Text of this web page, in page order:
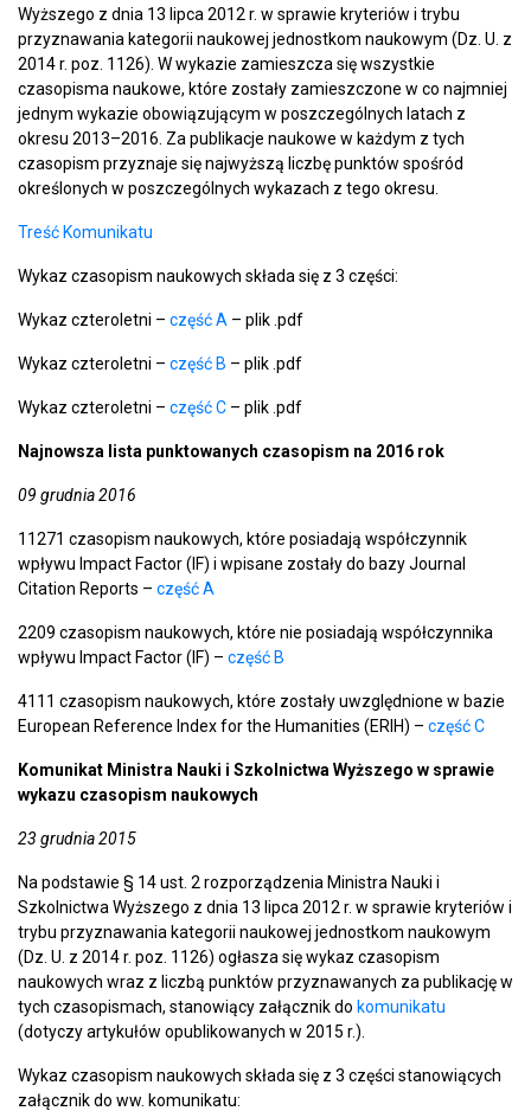
Wyższego z dnia 13 lipca 2012 r. w sprawie kryteriów i trybu
przyznawania kategorii naukowej jednostkom naukowym (Dz. U. z
2014 r. poz. 1126). W wykazie zamieszcza się wszystkie
czasopisma naukowe, które zostały zamieszczone w co najmniej
jednym wykazie obowiązującym w poszczególnych latach z
okresu 2013–2016. Za publikacje naukowe w każdym z tych
czasopism przyznaje się najwyższą liczbę punktów spośród
określonych w poszczególnych wykazach z tego okresu.
Treść Komunikatu
Wykaz czasopism naukowych składa się z 3 części:
Wykaz czteroletni – częśćA – plik .pdf
Wykaz czteroletni – część B – plik .pdf
Wykaz czteroletni – część C – plik .pdf
Najnowsza lista punktowanych czasopism na 2016 rok
09 grudnia 2016
11271 czasopism naukowych, które posiadają współczynnik
wpływu Impact Factor (IF) i wpisane zostały do bazy Journal
Citation Reports – część A
2209 czasopism naukowych, które nie posiadają współczynnika
wpływu Impact Factor (IF) – część B
4111 czasopism naukowych, które zostały uwzględnione w bazie
European Reference Index for the Humanities (ERIH) – część C
Komunikat Ministra Nauki i Szkolnictwa Wyższego w sprawie
wykazu czasopism naukowych
23 grudnia 2015
Na podstawie § 14 ust. 2 rozporządzenia Ministra Nauki i
Szkolnictwa Wyższego z dnia 13 lipca 2012 r. w sprawie kryteriów i
trybu przyznawania kategorii naukowej jednostkom naukowym
(Dz. U. z 2014 r. poz. 1126) ogłasza się wykaz czasopism
naukowych wraz z liczbą punktów przyznawanych za publikację w
tych czasopismach, stanowiący załącznik do komunikatu
(dotyczy artykułów opublikowanych w 2015 r.).
Wykaz czasopism naukowych składa się z 3 części stanowiących
załącznik do ww. komunikatu: